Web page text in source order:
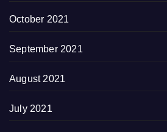
October 2021
September 2021
August 2021
July 2021